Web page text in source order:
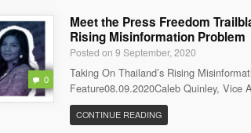
0
Meet the Press Freedom
Rising Misinformation Problem
Posted on 9 September, 2020
Taking On Thailand’s Rising
Feature08.09.2020Caleb Quinley, Vice
CONTINUE READING